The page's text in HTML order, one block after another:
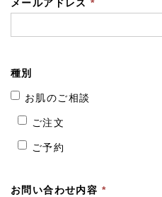
メールアドレス*
種別
お肌のご相談
ご注文
ご予約
お問い合わせ内容 *